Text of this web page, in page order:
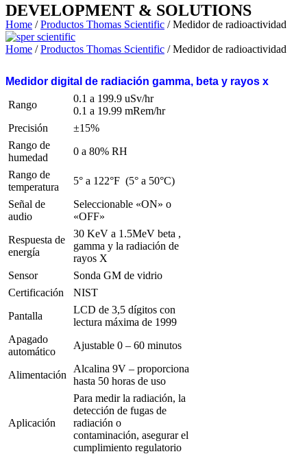
DEVELOPMENT & SOLUTIONS
Home /Productos Thomas Scientific / Medidor de radioactividad
Home /Productos Thomas Scientific / Medidor de radioactividad
Medidor digital de radiación gamma, beta y rayos x
Rango
0.1 a 199.9 uSv/hr
0.1 a 19.99 mRem/hr
Precisión
±15%
Rango de
humedad
0 a 80% RH
Rango de
temperatura
5° a 122°F (5° a 50°C)
Señal de
audio
Seleccionable «ON» o
«OFF»
Respuesta de
energía
30 KeV a 1.5MeV beta ,
gamma y la radiación de
rayos X
Sensor
Sonda GM de vidrio
Certificación
NIST
Pantalla
LCD de 3,5 dígitos con
lectura máxima de 1999
Apagado
automático
Ajustable 0 – 60 minutos
Alimentación
Alcalina 9V – proporciona
hasta 50 horas de uso
Aplicación
Para medir la radiación, la
detección de fugas de
radiación o
contaminación, asegurar el
cumplimiento regulatorio